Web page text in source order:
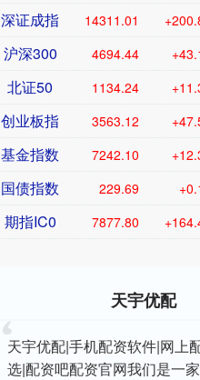
深证成指 14311.01
沪深300 4694.44
北证50 1134.24
创业板指 3563.12
基金指数 7242.10
国债指数 229.69
期指IC0 7877.80
天宇优配
天宇优配|手机配资软件|网上
选|配资吧配资官网我们是一